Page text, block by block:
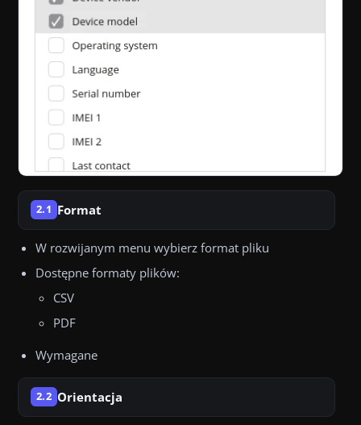
2.1 Format
W rozwijanym menu wybierz format pliku
Dostępne formaty plików:
CSV
PDF
Wymagane
2.2 Orientacja